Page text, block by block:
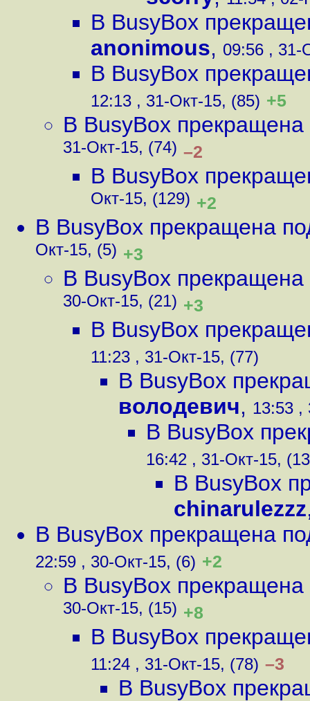
В BusyBox
anonimous, 09:56 , 31-
В BusyBox
12:13 , 31-Окт-15, (85) +5
В BusyBox
31-Окт-15, (74) –2
В BusyBox
Окт-15, (129) +2
В BusyBox прекращена
Окт-15, (5) +3
В BusyBox
30-Окт-15, (21) +3
В BusyBox
11:23 , 31-Окт-15, (77)
В BusyBox
володевич, 13:53 ,
В BusyBox
16:42 , 31-Окт-15,
В BusyBox
chinarulezzz
В BusyBox прекращена
22:59 , 30-Окт-15, (6) +2
В BusyBox
30-Окт-15, (15) +8
В BusyBox
11:24 , 31-Окт-15, (78) –3
В BusyBox